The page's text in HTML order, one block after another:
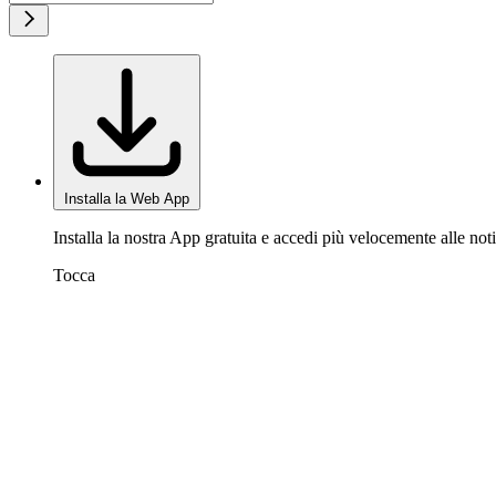
Installa la Web App
Installa la nostra App gratuita e accedi più velocemente alle
Tocca